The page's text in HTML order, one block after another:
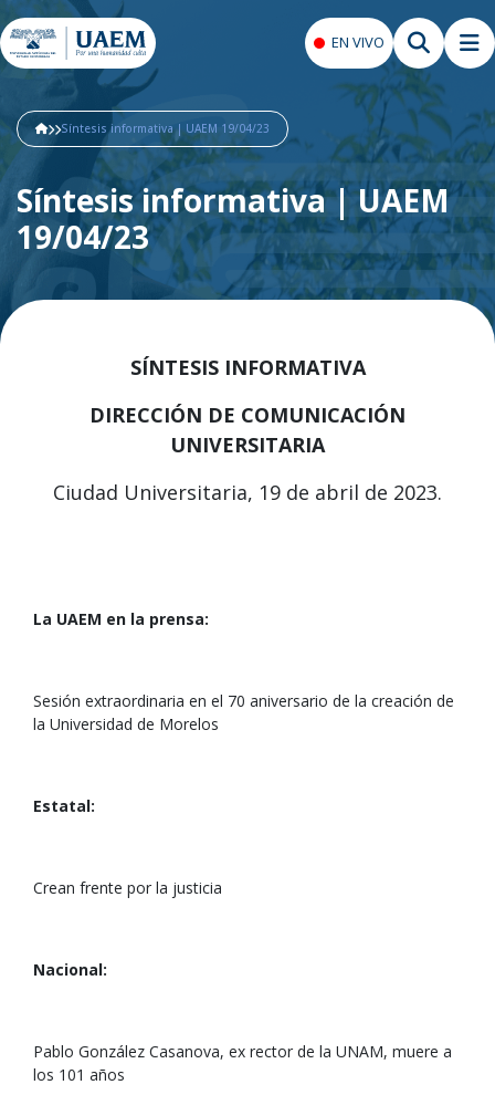
EN VIVO
Síntesis informativa | UAEM 19/04/23
Síntesis informativa | UAEM
19/04/23
SÍNTESIS INFORMATIVA
DIRECCIÓN DE COMUNICACIÓN
UNIVERSITARIA
Ciudad Universitaria, 19 de abril de 2023.
La UAEM en la prensa:
Sesión extraordinaria en el 70 aniversario de la creación de
la Universidad de Morelos
Estatal:
Crean frente por la justicia
Nacional:
Pablo González Casanova, ex rector de la UNAM, muere a
los 101 años